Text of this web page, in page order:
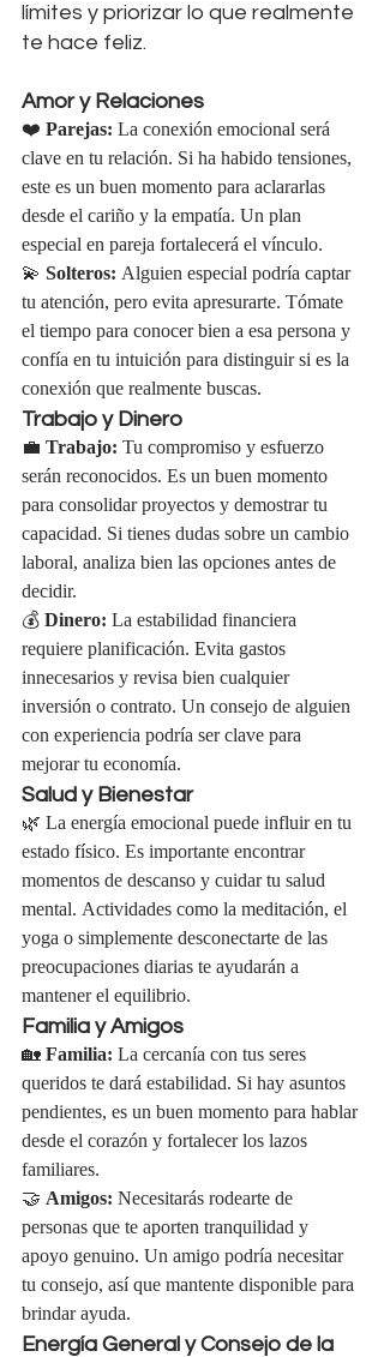
límites y priorizar lo que realmente
te hace feliz.
Amor y Relaciones
❤️ Parejas: La conexión emocional será
clave en tu relación. Si ha habido tensiones,
este es un buen momento para aclararlas
desde el cariño y la empatía. Un plan
especial en pareja fortalecerá el vínculo.
💫 Solteros: Alguien especial podría captar
tu atención, pero evita apresurarte. Tómate
el tiempo para conocer bien a esa persona y
confía en tu intuición para distinguir si es la
conexión que realmente buscas.
Trabajo y Dinero
💼 Trabajo: Tu compromiso y esfuerzo
serán reconocidos. Es un buen momento
para consolidar proyectos y demostrar tu
capacidad. Si tienes dudas sobre un cambio
laboral, analiza bien las opciones antes de
decidir.
💰 Dinero: La estabilidad financiera
requiere planificación. Evita gastos
innecesarios y revisa bien cualquier
inversión o contrato. Un consejo de alguien
con experiencia podría ser clave para
mejorar tu economía.
Salud y Bienestar
🌿 La energía emocional puede influir en tu
estado físico. Es importante encontrar
momentos de descanso y cuidar tu salud
mental. Actividades como la meditación, el
yoga o simplemente desconectarte de las
preocupaciones diarias te ayudarán a
mantener el equilibrio.
Familia y Amigos
🏡 Familia: La cercanía con tus seres
queridos te dará estabilidad. Si hay asuntos
pendientes, es un buen momento para hablar
desde el corazón y fortalecer los lazos
familiares.
🤝 Amigos: Necesitarás rodearte de
personas que te aporten tranquilidad y
apoyo genuino. Un amigo podría necesitar
tu consejo, así que mantente disponible para
brindar ayuda.
Energía General y Consejo de la